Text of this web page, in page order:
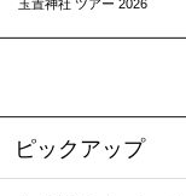
玉置神社 ツアー 2026
ピックアップ